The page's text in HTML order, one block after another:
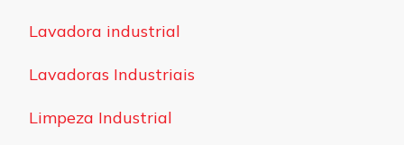
Lavadora industrial
Lavadoras Industriais
Limpeza Industrial